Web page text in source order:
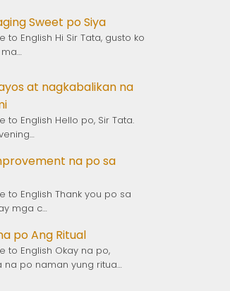
Sweet po Siya
to English Hi Sir Tata, gusto ko
at nagkabalikan na
to English Hello po, Sir Tata.
na po sa
to English Thank you po sa
mga c…
po Ang Ritual
to English Okay na po,
na po naman yung ritua…